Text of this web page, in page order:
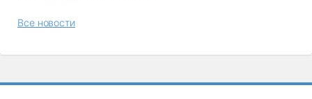
Все новости